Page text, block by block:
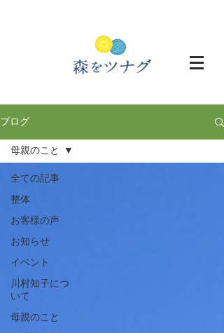
ブログ
全ての記事
整体
お客様の声
お知らせ
イベント
川村知子につ
いて
母親のこと
母親のこと